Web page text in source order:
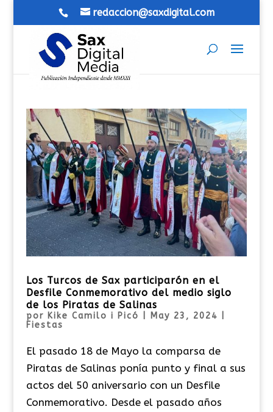
redaccion@saxdigital.com
Los Turcos de Sax participarón en el
Desfile Conmemorativo del medio siglo
de los Piratas de Salinas
por Kike Camilo i Picó May 23, 2024
Fiestas
El pasado 18 de Mayo la comparsa de
Piratas de Salinas ponía punto y final a sus
actos del 50 aniversario con un Desfile
Conmemorativo. Desde el pasado años